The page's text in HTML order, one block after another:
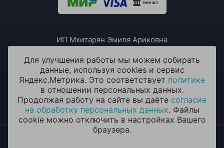
ИП Мхитарян Эмиля Ариковна
ИНН: 771385063807
ОГРН / ОГРНИП: 319508100076230
2014 - 2026 © «ОКЕАН ШАРОВ» Воздушные шары с
Для улучшения работы мы можем собирать
данные, используя cookies и сервис
Яндекс.Метрика. Это соответствует политике
в отношении персональных данных.
Продолжая работу на сайте вы даёте согласие
на обработку персональных данных. Файлы
cookie можно отключить в настройках Вашего
браузера.